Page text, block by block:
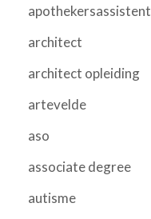
apothekersassistent
architect
architect opleiding
artevelde
aso
associate degree
autisme